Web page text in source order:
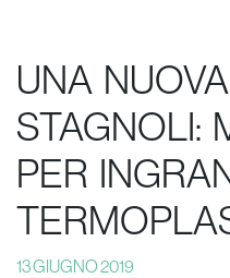
UNA
STAGNOLI:
PER
13 GIUGNO 2019